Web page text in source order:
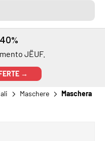
JËUF.
→
Maschere
Maschera